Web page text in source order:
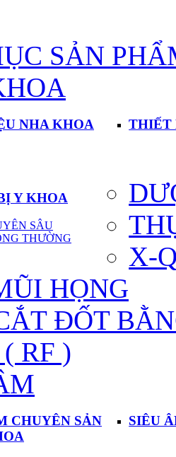
SẢN
NHA KHOA THIẾT
Y KHOA
SÂU
THƯỜNG
X-
HỌNG
ĐỐT
RF )
CHUYÊN SẢN
SIÊU